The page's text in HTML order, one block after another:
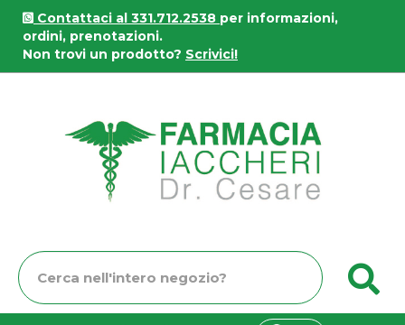
Passa
contenuto
principale
Contattaci al 331.712.2538 per informazioni,
ordini, prenotazioni.
Non trovi un prodotto? Scrivici!
Cerca
Prodotto